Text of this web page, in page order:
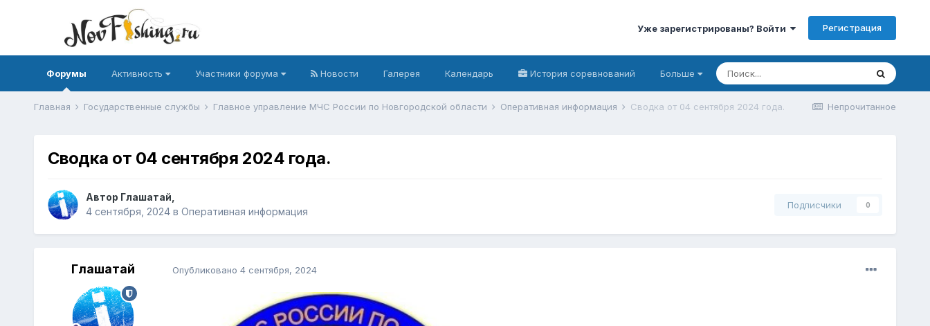
Уже зарегистрированы? Войти Регистрация
Форумы Активность Участники форума Новости Галерея Календарь История соревнований Больше
Непрочитанное
Главная Государственные службы Главное управление МЧС России по Новгородской области Оперативная информация Сводка от 04 сентября 2024 года.
Сводка от 04 сентября 2024 года.
Автор Глашатай
4 сентября, 2024в Оперативная информация
Подписчики 0
Глашатай Опубликовано 4 сентября, 2024